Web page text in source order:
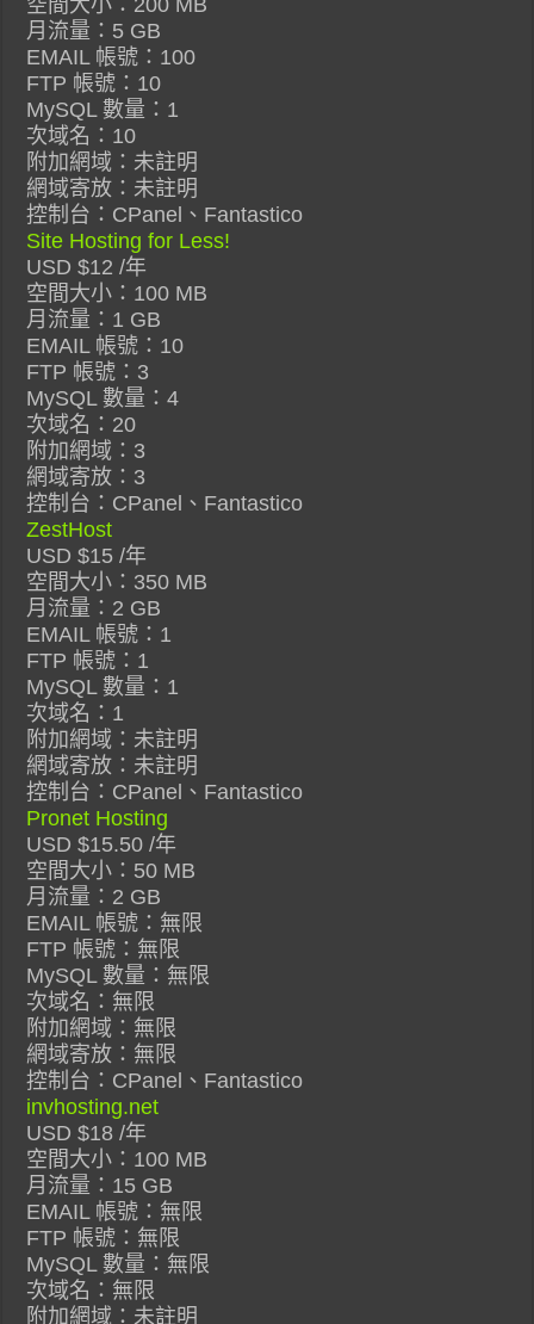
月流量：5 GB
EMAIL 帳號：100
FTP 帳號：10
MySQL 數量：1
次域名：10
附加網域：未註明
網域寄放：未註明
控制台：CPanel、Fantastico
Site Hosting for Less!
USD $12 /年
空間大小：100 MB
月流量：1 GB
EMAIL 帳號：10
FTP 帳號：3
MySQL 數量：4
次域名：20
附加網域：3
網域寄放：3
控制台：CPanel、Fantastico
ZestHost
USD $15 /年
空間大小：350 MB
月流量：2 GB
EMAIL 帳號：1
FTP 帳號：1
MySQL 數量：1
次域名：1
附加網域：未註明
網域寄放：未註明
控制台：CPanel、Fantastico
Pronet Hosting
USD $15.50 /年
空間大小：50 MB
月流量：2 GB
EMAIL 帳號：無限
FTP 帳號：無限
MySQL 數量：無限
次域名：無限
附加網域：無限
網域寄放：無限
控制台：CPanel、Fantastico
invhosting.net
USD $18 /年
空間大小：100 MB
月流量：15 GB
EMAIL 帳號：無限
FTP 帳號：無限
MySQL 數量：無限
次域名：無限
附加網域：未註明